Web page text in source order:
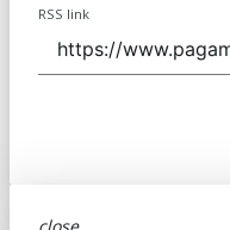
RSS link